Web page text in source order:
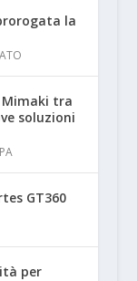
la
Mimaki tra
soluzioni
GT360
per